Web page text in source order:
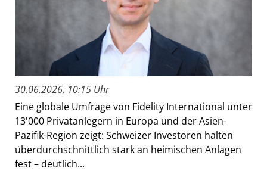
30.06.2026, 10:15 Uhr
Eine globale Umfrage von Fidelity International unter
13'000 Privatanlegern in Europa und der Asien-
Pazifik-Region zeigt: Schweizer Investoren halten
überdurchschnittlich stark an heimischen Anlagen
fest – deutlich...